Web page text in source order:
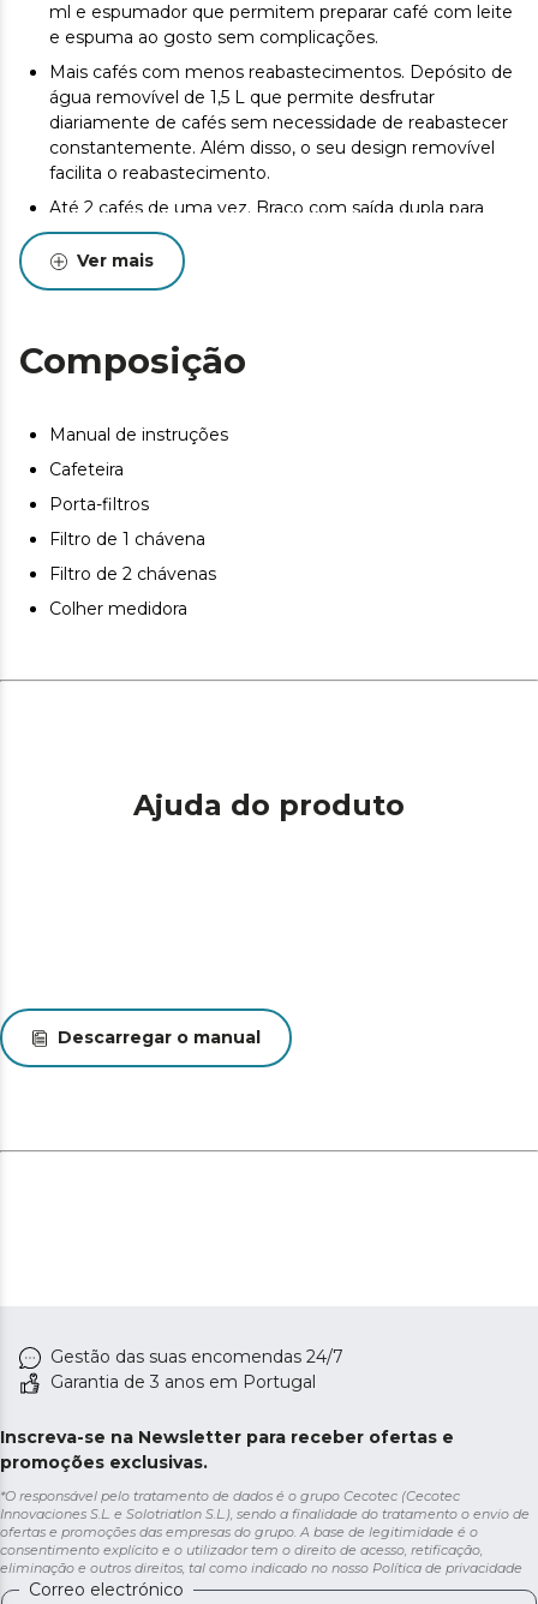
ml e espumador que permitem preparar café com leite
e espuma ao gosto sem complicações.
Mais cafés com menos reabastecimentos. Depósito de
água removível de 1,5 L que permite desfrutar
diariamente de cafés sem necessidade de reabastecer
constantemente. Além disso, o seu design removível
facilita o reabastecimento.
Até 2 cafés de uma vez. Braço com saída dupla para
preparar dois cafés ao mesmo tempo, poupando
tempo sem perder eficácia na preparação.
Elegante e resistente. Design em aço escurecido e
Fácil limpeza. Bandeja de gotejamento removível que
permite eliminar os restos de café sem complicações.
chávenas que permite ter a chávena à temperatura
perfeita para prolongar o sabor.
Aquecimento rápido. 1350 W de potência: prepare todo
extração ótima.
Filtro de aço inoxidável duplo.
Ver mais
Composição
Manual de instruções
Cafeteira
Porta-filtros
Filtro de 1 chávena
Filtro de 2 chávenas
Colher medidora
Ajuda do produto
Descarregar o manual
Gestão das suas encomendas 24/7
Garantia de 3 anos em Portugal
Inscreva-se na Newsletter para receber ofertas e
promoções exclusivas.
*O responsável pelo tratamento de dados é o grupo Cecotec (Cecotec
Innovaciones S.L. e Solotriatlon S.L.), sendo a finalidade do tratamento o envio de
ofertas e promoções das empresas do grupo. A base de legitimidade é o
consentimento explícito e o utilizador tem o direito de acesso, retificação,
eliminação e outros direitos, tal como indicado no nosso Política de privacidade
Correo electrónico